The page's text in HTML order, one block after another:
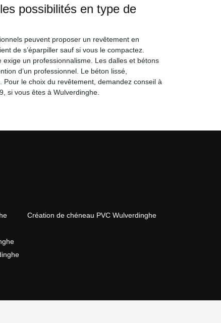
possibilités en type de
peuvent proposer un revêtement en
de s’éparpiller sauf si vous le compactez.
un professionnalisme. Les dalles et bétons
d’un professionnel. Le béton lissé,
le choix du revêtement, demandez conseil à
si vous êtes à Wulverdinghe.
Création de chéneau PVC Wulverdinghe